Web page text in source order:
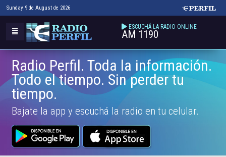
Sunday 9 de August de 2026
ESCUCHÁ LA RADIO ONLINE
AM 1190
Radio Perfil. Toda la información.
Todo el tiempo. Sin perder tu
tiempo.
Bajate la app y escuchá la radio en tu celular.